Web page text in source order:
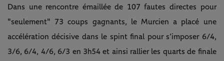
Dans une rencontre émaillée de 107 fautes directes pour
"seulement" 73 coups gagnants, le Murcien a placé une
accélération décisive dans le spint final pour s’imposer 6/4,
3/6, 6/4, 4/6, 6/3 en 3h54 et ainsi rallier les quarts de finale